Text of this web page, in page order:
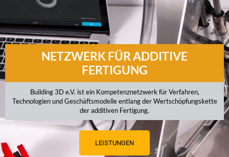
NETZWERK FÜR ADDITIVE
FERTIGUNG
Building 3D e.V. ist ein Kompetenznetzwerk für Verfahren,
Technologien und Geschäftsmodelle entlang der Wertschöpfungskette
der additiven Fertigung.
LEISTUNGEN